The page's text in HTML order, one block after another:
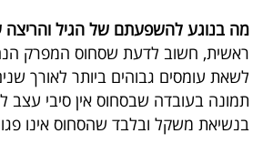
מה בנוגע להשפעתם של הגיל
ראשית, חשוב לדעת שסחוס המפרק
לשאת עומסים גבוהים ביותר לאורך
תמונה בעובדה שבסחוס אין סיבי עצב
בנשיאת משקל ובלבד שהסחוס אינו